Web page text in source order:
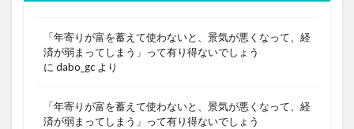
「年寄りが富を蓄えて使わないと、景気が悪くなって、経
済が弱まってしまう」って有り得ないでしょう
に dabo_gc より
「年寄りが富を蓄えて使わないと、景気が悪くなって、経
済が弱まってしまう」って有り得ないでしょう